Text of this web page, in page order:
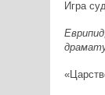
Игра